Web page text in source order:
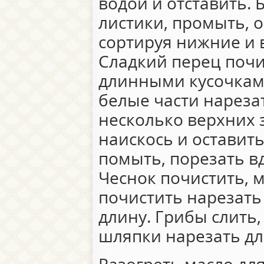
листики, промыть,
сортируя нижние и
Сладкий перец
длинными
белые части
несколько верхних
наискось и
помыть, порезать
Чеснок почистить,
почистить
длину. Грибы
шляпки нарезать